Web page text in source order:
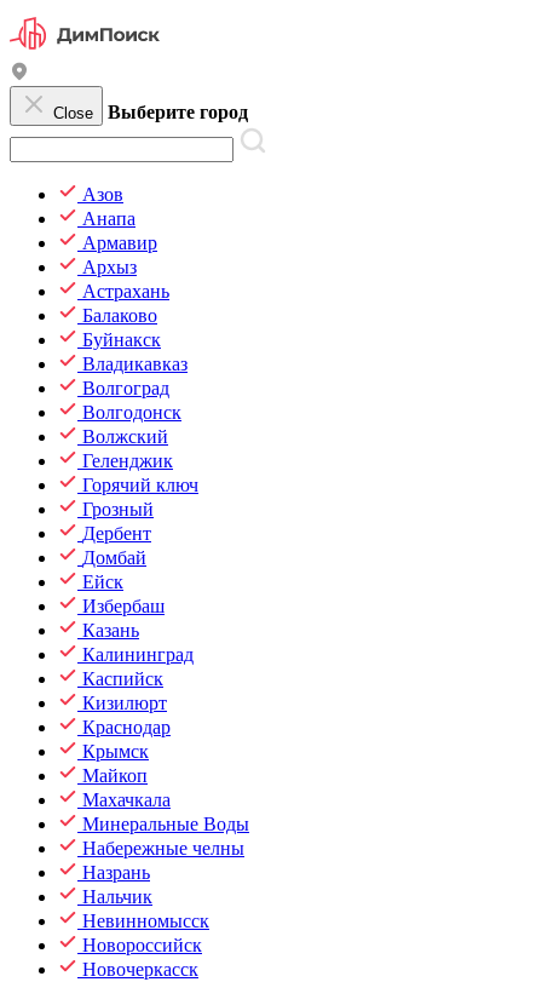
Close Выберите город
Азов
Анапа
Армавир
Архыз
Астрахань
Балаково
Буйнакск
Владикавказ
Волгоград
Волгодонск
Волжский
Геленджик
Горячий ключ
Грозный
Дербент
Домбай
Ейск
Избербаш
Казань
Калининград
Каспийск
Кизилюрт
Краснодар
Крымск
Майкоп
Махачкала
Минеральные Воды
Набережные челны
Назрань
Нальчик
Невинномысск
Новороссийск
Новочеркасск